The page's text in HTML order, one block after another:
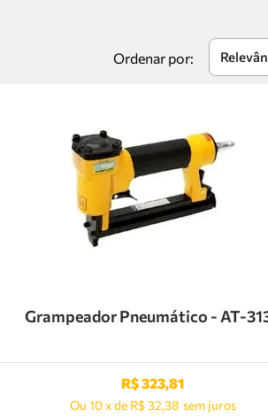
Grampeador Pneumático - AT-
R$323,81
Ou 10 xde R$ 32,38 sem juros